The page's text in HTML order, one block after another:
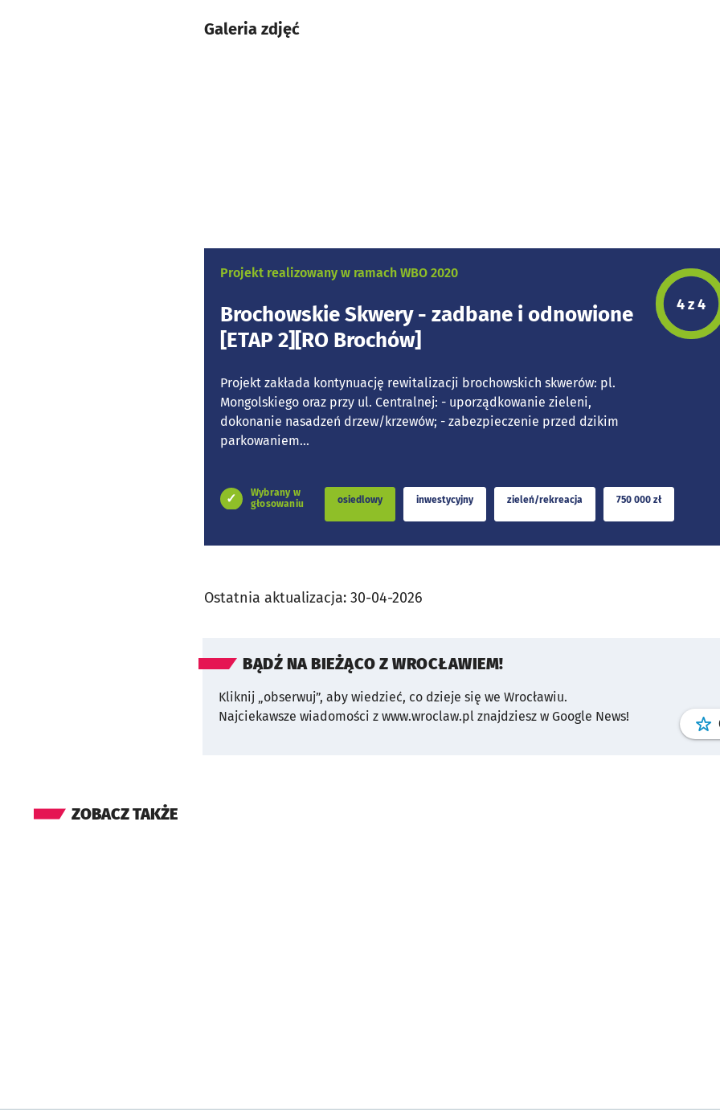
Galeria zdjęć
Projekt realizowany w ramach WBO 2020
Brochowskie Skwery - zadbane i odnowione
[ETAP 2][RO Brochów]
Projekt zakłada kontynuację rewitalizacji brochowskich skwerów: pl.
Mongolskiego oraz przy ul. Centralnej: - uporządkowanie zieleni,
dokonanie nasadzeń drzew/krzewów; - zabezpieczenie przed dzikim
parkowaniem...
Etap
4 z 4
Wybrany w
głosowaniu
osiedlowy inwestycyjny zieleń/rekreacja 750 000 zł
Ostatnia aktualizacja: 30-04-2026
BĄDŹ NA BIEŻĄCO Z WROCŁAWIEM!
Kliknij „obserwuj”, aby wiedzieć, co dzieje się we Wrocławiu.
Najciekawsze wiadomości z www.wroclaw.pl znajdziesz w Google News!
ZOBACZ TAKŻE